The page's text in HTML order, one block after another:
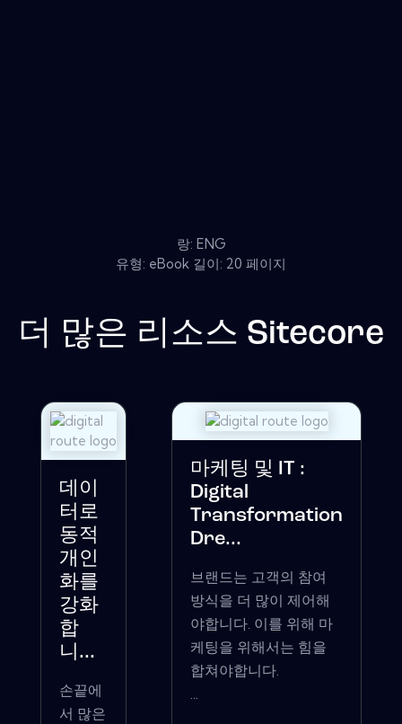
랑: ENG
유형: eBook 길이: 20 페이지
더 많은 리소스 Sitecore
데이
터로
동적
개인
화를
강화
합
니...
손끝에
서 많은
마케팅 및 IT :
Digital
Transformation
Dre...
브랜드는 고객의 참여
방식을 더 많이 제어해
야합니다. 이를 위해 마
케팅을 위해서는 힘을
합쳐야합니다.
...